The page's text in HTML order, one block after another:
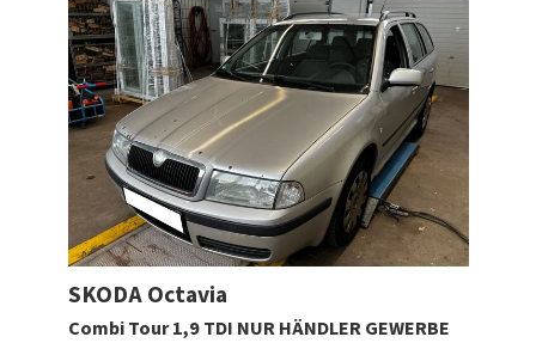
SKODAOctavia
Combi Tour 1,9 TDI NUR HÄNDLER GEWERBE